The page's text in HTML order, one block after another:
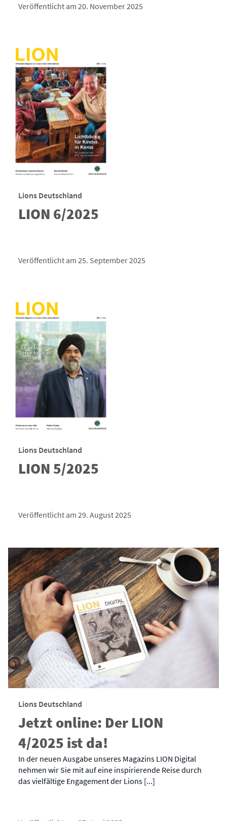
Veröffentlicht am 20. November 2025
Lions Deutschland
LION 6/2025
Veröffentlicht am 25. September 2025
Lions Deutschland
LION 5/2025
Veröffentlicht am 29. August 2025
Lions Deutschland
Jetzt online: Der LION
4/2025 ist da!
In der neuen Ausgabe unseres Magazins LION Digital
nehmen wir Sie mit auf eine inspirierende Reise durch
das vielfältige Engagement der Lions [...]